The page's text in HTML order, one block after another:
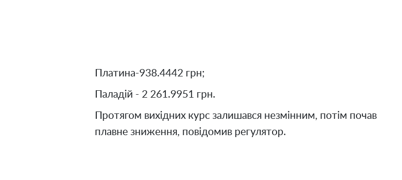
Платина-938.4442 грн;
Паладій - 2 261.9951 грн.
Протягом вихідних курс залишався незмінним, потім почав
плавне зниження, повідомив регулятор.